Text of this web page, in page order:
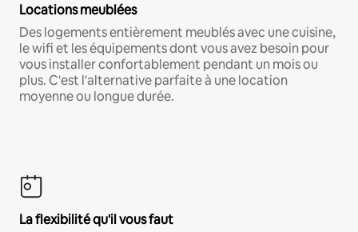
Locations meublées
Des logements entièrement meublés avec une cuisine,
le wifi et les équipements dont vous avez besoin pour
vous installer confortablement pendant un mois ou
plus. C'est l'alternative parfaite à une location
moyenne ou longue durée.
La flexibilité qu'il vous faut